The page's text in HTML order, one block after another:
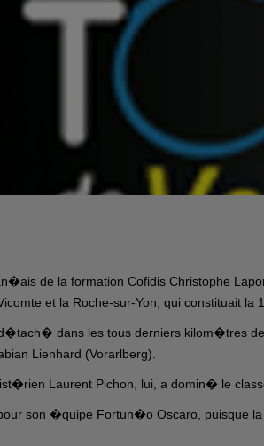
de la formation Cofidis Christophe
et la Roche-sur-Yon, qui constituait
dans les tous derniers kilom�tres
Lienhard (Vorarlberg).
Laurent Pichon, lui, a domin� le
son �quipe Fortun�o Oscaro, puisque